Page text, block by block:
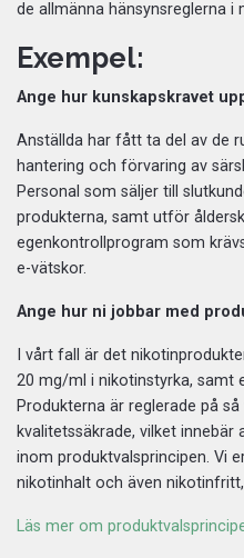
de allmänna hänsynsreglerna i
Exempel:
Ange hur kunskapskravet
Anställda har fått ta del av de
hantering och förvaring av
Personal som säljer till
produkterna, samt utför
egenkontrollprogram som
e-vätskor.
Ange hur ni jobbar med
I vårt fall är det
20 mg/ml i nikotinstyrka, samt
Produkterna är reglerade på
kvalitetssäkrade, vilket
inom produktvalsprincipen. Vi
nikotinhalt och även
Läs mer om